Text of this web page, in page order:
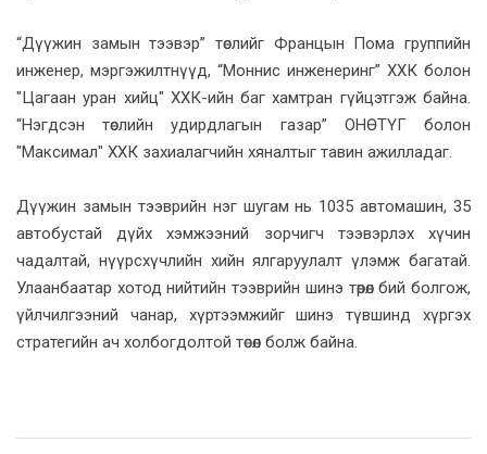
“Дүүжин замын тээвэр” төслийг Францын Пома группийн
инженер, мэргэжилтнүүд, “Моннис инженеринг” ХХК болон
"Цагаан уран хийц" ХХК-ийн баг хамтран гүйцэтгэж байна.
“Нэгдсэн төслийн удирдлагын газар” ОНӨТҮГ болон
"Максимал" ХХК захиалагчийн хяналтыг тавин ажилладаг.
Дүүжин замын тээврийн нэг шугам нь 1035 автомашин, 35
автобустай дүйх хэмжээний зорчигч тээвэрлэх хүчин
чадалтай, нүүрсхүчлийн хийн ялгаруулалт үлэмж багатай.
Улаанбаатар хотод нийтийн тээврийн шинэ төрөл бий болгож,
үйлчилгээний чанар, хүртээмжийг шинэ түвшинд хүргэх
стратегийн ач холбогдолтой төсөл болж байна.